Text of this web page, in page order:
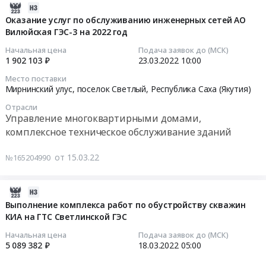
3
Оказание услуг по обслуживанию инженерных сетей АО
Вилюйская ГЭС-3 на 2022 год
Начальная цена
1 902 103 ₽
Подача заявок до (МСК)
23.03.2022 10:00
Место поставки
Мирнинский улус, поселок Светлый, Республика Саха (Якутия)
Отрасли
Управление многоквартирными домами,
комплексное техническое обслуживание зданий
№165204990 от 15.03.22
Выполнение комплекса работ по обустройству скважин
КИА на ГТС Светлинской ГЭС
Начальная цена
5 089 382 ₽
Подача заявок до (МСК)
18.03.2022 05:00